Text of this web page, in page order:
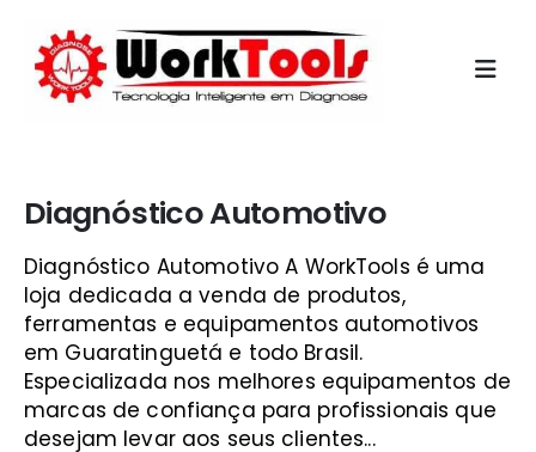
Diagnóstico Automotivo
Diagnóstico Automotivo A WorkTools é uma
loja dedicada a venda de produtos,
ferramentas e equipamentos automotivos
em Guaratinguetá e todo Brasil.
Especializada nos melhores equipamentos de
marcas de confiança para profissionais que
desejam levar aos seus clientes...